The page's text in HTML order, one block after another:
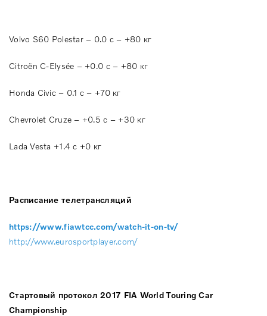
Volvo S60 Polestar – 0.0 с – +80 кг
Citroën C-Elysée – +0.0 с – +80 кг
Honda Civic – 0.1 с – +70 кг
Chevrolet Cruze – +0.5 с – +30 кг
Lada Vesta +1.4 с +0 кг
Расписание телетрансляций
https://www.fiawtcc.com/watch-it-on-tv/
http://www.eurosportplayer.com/
Стартовый протокол 2017 FIA World Touring Car
Championship